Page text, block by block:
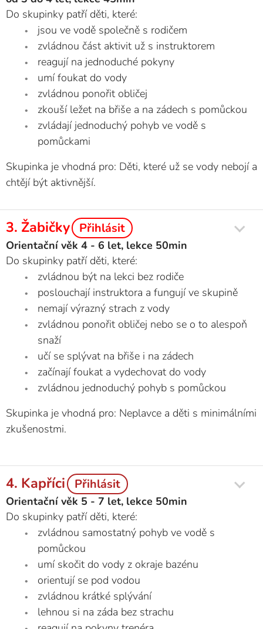
Do skupinky patří děti, které:
jsou ve vodě společně s rodičem
zvládnou část aktivit už s instruktorem
reagují na jednoduché pokyny
umí foukat do vody
zvládnou ponořit obličej
zkouší ležet na břiše a na zádech s pomůckou
zvládají jednoduchý pohyb ve vodě s
pomůckami
Skupinka je vhodná pro: Děti, které už se vody nebojí a
chtějí být aktivnější.
3. Žabičky Přihlásit
Orientační věk 4 - 6 let, lekce 50min
Do skupinky patří děti, které:
zvládnou být na lekci bez rodiče
poslouchají instruktora a fungují ve skupině
nemají výrazný strach z vody
zvládnou ponořit obličej nebo se o to alespoň
snaží
učí se splývat na břiše i na zádech
začínají foukat a vydechovat do vody
zvládnou jednoduchý pohyb s pomůckou
Skupinka je vhodná pro: Neplavce a děti s minimálními
zkušenostmi.
4. Kapříci Přihlásit
Orientační věk 5 - 7 let, lekce 50min
Do skupinky patří děti, které:
zvládnou samostatný pohyb ve vodě s
pomůckou
umí skočit do vody z okraje bazénu
orientují se pod vodou
zvládnou krátké splývání
lehnou si na záda bez strachu